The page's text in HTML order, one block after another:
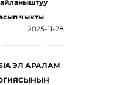
чыкты
2025-11-28
ЭЛ АРАЛАМ